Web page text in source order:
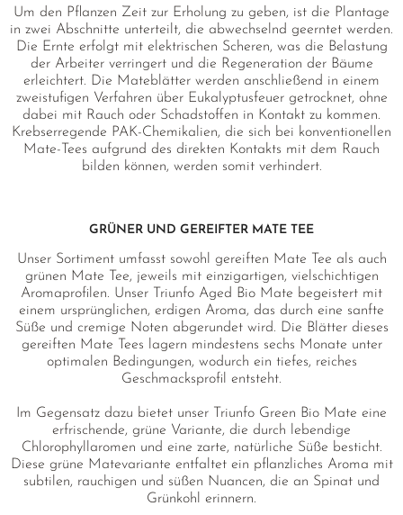
Um den Pflanzen Zeit zur Erholung zu geben, ist die Plantage
in zwei Abschnitte unterteilt, die abwechselnd geerntet werden.
Die Ernte erfolgt mit elektrischen Scheren, was die Belastung
der Arbeiter verringert und die Regeneration der Bäume
erleichtert. Die Mateblätter werden anschließend in einem
zweistufigen Verfahren über Eukalyptusfeuer getrocknet, ohne
dabei mit Rauch oder Schadstoffen in Kontakt zu kommen.
Krebserregende PAK-Chemikalien, die sich bei konventionellen
Mate-Tees aufgrund des direkten Kontakts mit dem Rauch
bilden können, werden somit verhindert.
GRÜNER UND GEREIFTER MATE TEE
Unser Sortiment umfasst sowohl gereiften Mate Tee als auch
grünen Mate Tee, jeweils mit einzigartigen, vielschichtigen
Aromaprofilen. Unser Triunfo Aged Bio Mate begeistert mit
einem ursprünglichen, erdigen Aroma, das durch eine sanfte
Süße und cremige Noten abgerundet wird. Die Blätter dieses
gereiften Mate Tees lagern mindestens sechs Monate unter
optimalen Bedingungen, wodurch ein tiefes, reiches
Geschmacksprofil entsteht.
Im Gegensatz dazu bietet unser Triunfo Green Bio Mate eine
erfrischende, grüne Variante, die durch lebendige
Chlorophyllaromen und eine zarte, natürliche Süße besticht.
Diese grüne Matevariante entfaltet ein pflanzliches Aroma mit
subtilen, rauchigen und süßen Nuancen, die an Spinat und
Grünkohl erinnern.